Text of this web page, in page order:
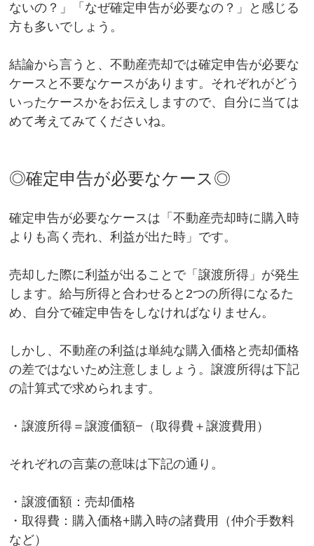
ないの？」「なぜ確定申告が必要なの？」と感じる
方も多いでしょう。
結論から言うと、不動産売却では確定申告が必要な
ケースと不要なケースがあります。それぞれがどう
いったケースかをお伝えしますので、自分に当ては
めて考えてみてくださいね。
◎確定申告が必要なケース◎
確定申告が必要なケースは「不動産売却時に購入時
よりも高く売れ、利益が出た時」です。
売却した際に利益が出ることで「譲渡所得」が発生
します。給与所得と合わせると2つの所得になるた
め、自分で確定申告をしなければなりません。
しかし、不動産の利益は単純な購入価格と売却価格
の差ではないため注意しましょう。譲渡所得は下記
の計算式で求められます。
・譲渡所得＝譲渡価額−（取得費＋譲渡費用）
それぞれの言葉の意味は下記の通り。
・譲渡価額：売却価格
・取得費：購入価格+購入時の諸費用（仲介手数料
など）